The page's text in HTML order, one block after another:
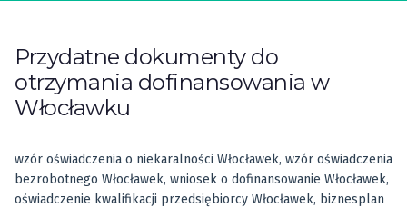
Przydatne dokumenty do
otrzymania dofinansowania w
Włocławku
wzór oświadczenia o niekaralności Włocławek, wzór oświadczenia
bezrobotnego Włocławek, wniosek o dofinansowanie Włocławek,
oświadczenie kwalifikacji przedsiębiorcy Włocławek, biznesplan